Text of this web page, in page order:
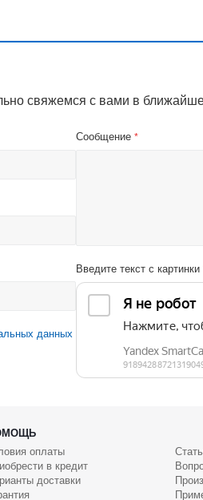
свяжемся с вами в
Сообщение *
Введите текст с картинки
данных
оплаты
в кредит
доставки